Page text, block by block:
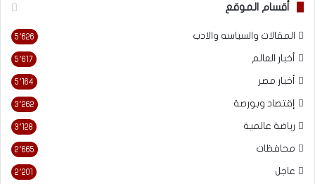
أقسام الموقع
المقالات والسياسه والادب 5٬626
أخبار العالم 5٬617
أخبار مصر 5٬164
إقتصاد وبورصة 3٬262
رياضة عالمية 3٬128
محافظات 2٬665
عاجل 2٬201